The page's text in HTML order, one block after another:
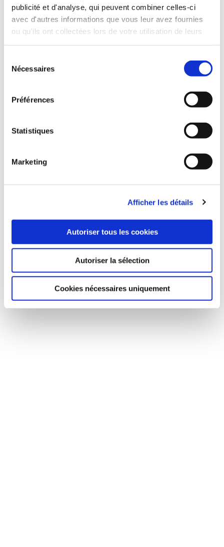
publicité et d'analyse, qui peuvent combiner celles-ci
avec d'autres informations que vous leur avez fournies
ou qu'ils ont collectées lors de votre utilisation de leurs
Nécessaires
Préférences
Statistiques
Marketing
Afficher les détails
Autoriser tous les cookies
Autoriser la sélection
Cookies nécessaires uniquement